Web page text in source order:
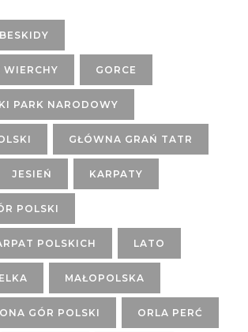
BESKIDY
WIERCHY GORCE
PARK NARODOWY
GŁÓWNA GRAŃ TATR
JESIEŃ KARPATY
POLSKI
POLSKICH LATO
MAŁOPOLSKA
GÓR POLSKI ORLA PERĆ